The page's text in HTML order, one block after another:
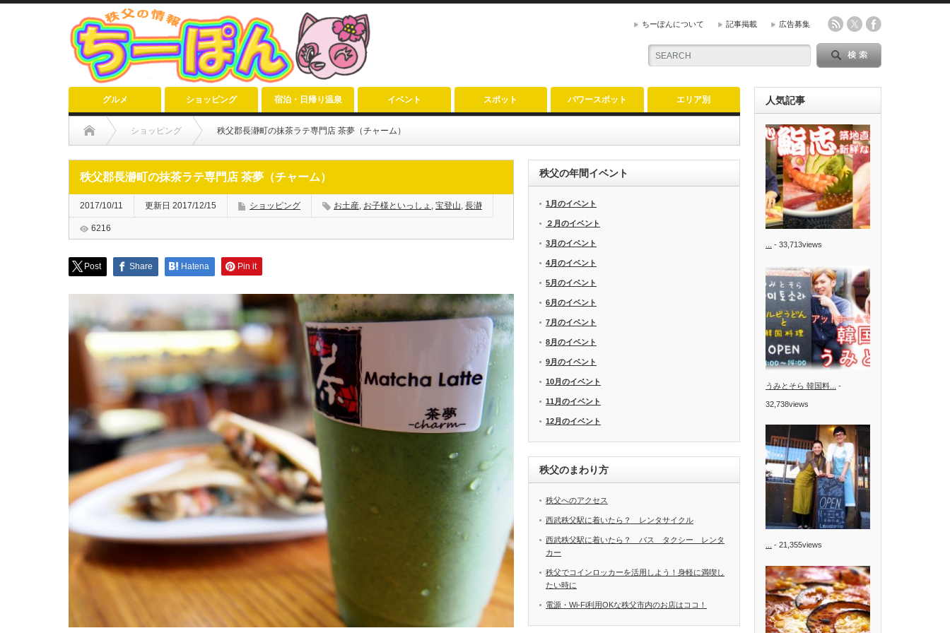
ちーぽんについて 記事掲載 広告募集
グルメ ショッピング 宿泊・日帰り温泉 イベント スポット パワースポット エリア別
ショッピング 秩父郡長瀞町の抹茶ラテ専門店 茶夢（チャーム）
秩父郡長瀞町の抹茶ラテ専門店 茶夢（チャーム）
2017/10/11 更新日 2017/12/15 ショッピング お土産, お子様といっしょ , 宝登山, 長瀞
6216
Post Share Hatena Pin it
秩父の年間イベント
1月のイベント
２月のイベント
3月のイベント
4月のイベント
5月のイベント
6月のイベント
7月のイベント
8月のイベント
9月のイベント
10月のイベント
11月のイベント
12月のイベント
秩父のまわり方
秩父へのアクセス
西武秩父駅に着いたら？ レンタサイクル
西武秩父駅に着いたら？ バス タクシー レンタ
カー
秩父でコインロッカーを活用しよう！身軽に満喫し
たい時に
電源・Wi-Fi利用OKな秩父市内のお店はココ！
人気記事
- 33,713views
うみとそら 韓国料... -
32,738views
- 21,355views